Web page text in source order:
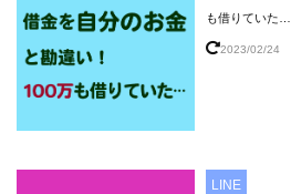
も借りていた…
2023/02/24
LINE